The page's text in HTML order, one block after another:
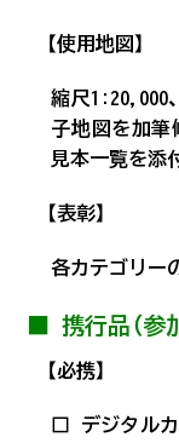
【使用地図】
縮尺1:20,000
子地図を加筆
見本一覧を添
【表彰】
各カテゴリー
■ 携行品（参
【必携】
□ デジタル